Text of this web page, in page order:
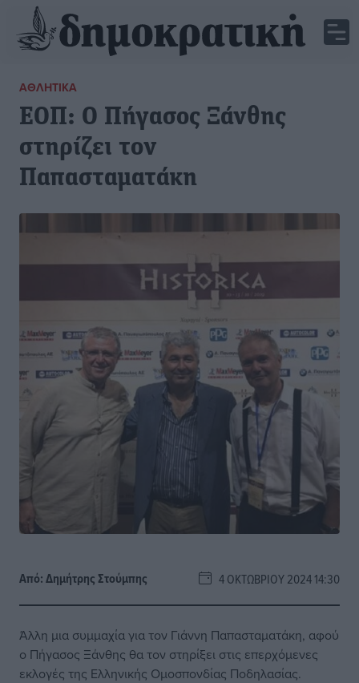
ΑΘΛΗΤΙΚΆ
ΕΟΠ: Ο Πήγασος Ξάνθης
στηρίζει τον
Παπασταματάκη
Από:Δημήτρης Στούμπης 4 ΟΚΤΩΒΡΊΟΥ 2024 14:30
Άλλη μια συμμαχία για τον Γιάννη Παπασταματάκη, αφού
ο Πήγασος Ξάνθης θα τον στηρίξει στις επερχόμενες
εκλογές της Ελληνικής Ομοσπονδίας Ποδηλασίας.